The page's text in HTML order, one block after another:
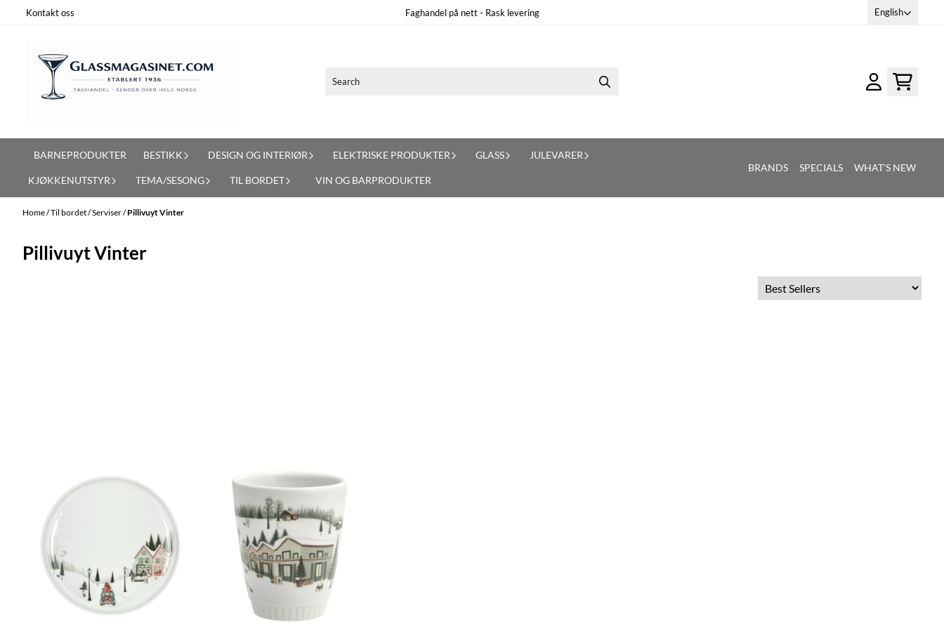
Skip to content
Kontakt oss Faghandel på nett - Rask levering English
BARNEPRODUKTER BESTIKK DESIGN OG INTERIØR ELEKTRISKE PRODUKTER GLASS JULEVARER
KJØKKENUTSTYR TEMA/SESONG TIL BORDET VIN OG BARPRODUKTER
BRANDS SPECIALS WHAT'S NEW
Home/Til bordet/Serviser/Pillivuyt Vinter
Pillivuyt Vinter